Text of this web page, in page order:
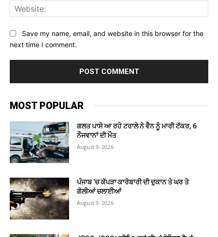
Save my name, email, and website in this browser for the
next time I comment.
MOST POPULAR
ਗਲਤ ਪਾਸੇ ਆ ਰਹੇ ਟਰਾਲੇ ਨੇ ਵੈਨ ਨੂੰ ਮਾਰੀ ਟੱਕਰ, 6
ਨੌਜਵਾਨਾਂ ਦੀ ਮੌਤ
August 9, 2026
ਪੰਜਾਬ ’ਚ ਕੱਪੜਾ ਕਾਰੋਬਾਰੀ ਦੀ ਦੁਕਾਨ ਤੇ ਘਰ ਤੇ
ਗੋਲੀਆਂ ਚਲਾਈਆਂ
August 9, 2026